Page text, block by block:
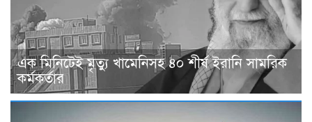
এক মিনিটেই মৃত্যু খামেনিসহ ৪০ শীর্ষ ইরানি সামরিক
কর্মকর্তার